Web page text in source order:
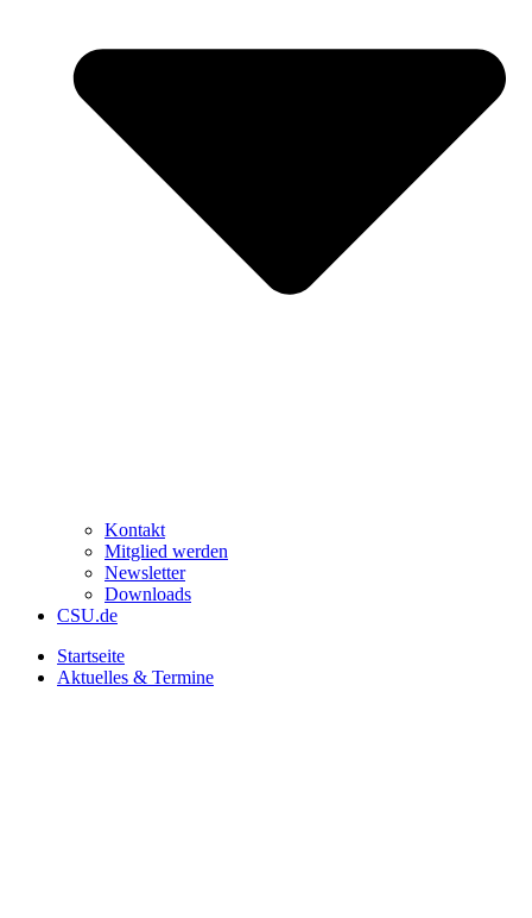
Kontakt
Mitglied werden
Newsletter
Downloads
CSU.de
Startseite
Aktuelles & Termine